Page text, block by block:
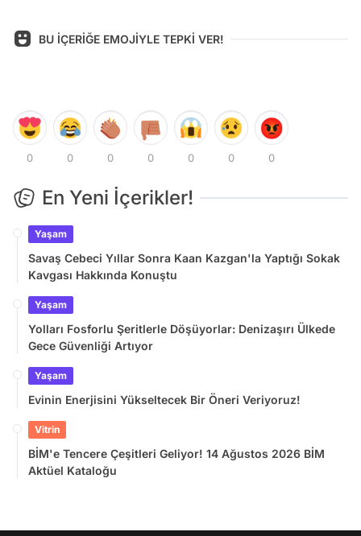
BU İÇERİĞE EMOJİYLE TEPKİ VER!
0 0 0 0 0 0 0
En Yeni İçerikler!
Yaşam
Savaş Cebeci Yıllar Sonra Kaan Kazgan'la Yaptığı Sokak
Kavgası Hakkında Konuştu
Yaşam
Yolları Fosforlu Şeritlerle Döşüyorlar: Denizaşırı Ülkede
Gece Güvenliği Artıyor
Yaşam
Evinin Enerjisini Yükseltecek Bir Öneri Veriyoruz!
Vitrin
BİM'e Tencere Çeşitleri Geliyor! 14 Ağustos 2026 BİM
Aktüel Kataloğu